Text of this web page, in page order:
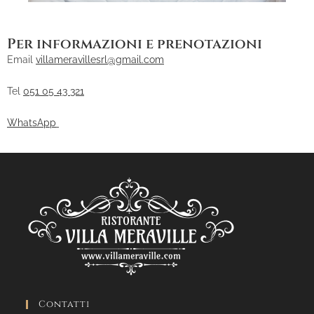
Per informazioni e prenotazioni
Email villameravillesrl@gmail.com
Tel 051 05 43 321
WhatsApp
Contatti